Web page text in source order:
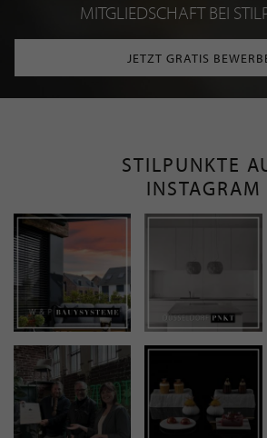
MITGLIEDSCHAFT BEI
JETZT GRATIS
STILPUNKTE
INSTAGRAM